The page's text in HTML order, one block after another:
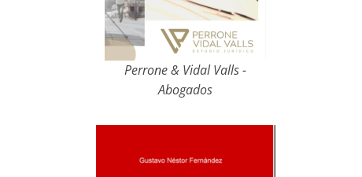
Perrone & Vidal Valls -
Abogados